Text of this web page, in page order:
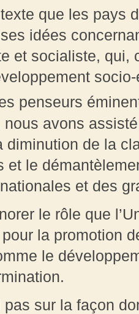
que les pays
idées
et socialiste, qui,
penseurs
avons
diminution de la
et le
et des
le rôle que
la promotion
le
pas sur la façon